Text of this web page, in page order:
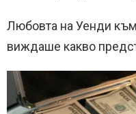
Любовта на Уенди
виждаше какво